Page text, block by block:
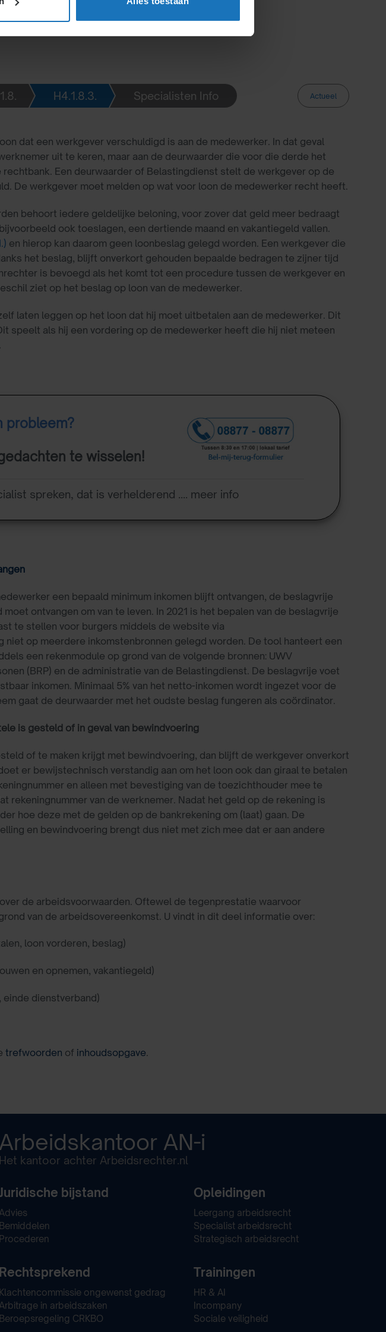
H4.1.8.3. Specialisten Info Actueel
dat een werkgever verschuldigd is aan de medewerker. In dat geval
uit te keren, maar aan de deurwaarder die voor die derde het
rechtbank. Een deurwaarder of Belastingdienst stelt de werkgever op de
De werkgever moet melden op wat voor loon de medewerker recht heeft.
behoort iedere geldelijke beloning, voor zover dat geld meer bedraagt
ook toeslagen, een dertiende maand en vakantiegeld vallen.
en hierop kan daarom geen loonbeslag gelegd worden. Een werkgever die
het beslag, blijft onverkort gehouden bepaalde bedragen te zijner tijd
is bevoegd als het komt tot een procedure tussen de werkgever en
ziet op het beslag op loon van de medewerker.
laten leggen op het loon dat hij moet uitbetalen aan de medewerker. Dit
speelt als hij een vordering op de medewerker heeft die hij niet meteen
probleem?
te wisselen!
spreken, dat is verhelderend .... meer info
een bepaald minimum inkomen blijft ontvangen, de beslagvrije
ontvangen om van te leven. In 2021 is het bepalen van de beslagvrije
te stellen voor burgers middels de website via
niet op meerdere inkomstenbronnen gelegd worden. De tool hanteert een
een rekenmodule op grond van de volgende bronnen: UWV
(BRP) en de administratie van de Belastingdienst. De beslagvrije voet
inkomen. Minimaal 5% van het netto-inkomen wordt ingezet voor de
gaat de deurwaarder met het oudste beslag fungeren als coördinator.
is gesteld of in geval van bewindvoering
of te maken krijgt met bewindvoering, dan blijft de werkgever onverkort
er bewijstechnisch verstandig aan om het loon ook dan giraal te betalen
en alleen met bevestiging van de toezichthouder mee te
rekeningnummer van de werknemer. Nadat het geld op de rekening is
hoe deze met de gelden op de bankrekening om (laat) gaan. De
en bewindvoering brengt dus niet met zich mee dat er aan andere
de arbeidsvoorwaarden. Oftewel de tegenprestatie waarvoor
van de arbeidsovereenkomst. U vindt in dit deel informatie over:
loon vorderen, beslag)
en opnemen, vakantiegeld)
einde dienstverband)
trefwoorden of inhoudsopgave.
Arbeidskantoor AN-i
Het kantoor achter Arbeidsrechter.nl
bijstand
Advies
Bemiddelen
Procederen
Rechtsprekend
Klachtencommissie ongewenst gedrag
Arbitrage in arbeidszaken
Beroepsregeling CRKBO
Opleidingen
Leergang arbeidsrecht
Specialist arbeidsrecht
Strategisch arbeidsrecht
Trainingen
HR & AI
Incompany
Sociale veiligheid